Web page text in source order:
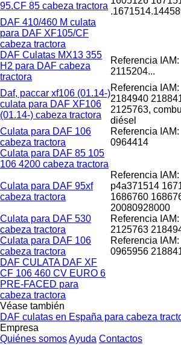
95.CF 85 cabeza tractora
DAF 410/460 M culata
para DAF XF105/CF
cabeza tractora
DAF Culatas MX13 355
H2 para DAF cabeza
tractora
Referencia IAM:
2115204...
Daf, paccar xf106 (01.14-)
culata para DAF XF106
(01.14-) cabeza tractora
Referencia IAM:
2184940
2125763,
diésel
Culata para DAF 106
cabeza tractora
Referencia IAM:
0964414
Culata para DAF 85 105
106 4200 cabeza tractora
Culata para DAF 95xf
cabeza tractora
Referencia IAM:
p4a371514
1686760
20080928000
Culata para DAF 530
cabeza tractora
Referencia IAM:
2125763
Culata para DAF 106
cabeza tractora
Referencia IAM:
0965956
DAF CULATA DAF XF
CF 106 460 CV EURO 6
PRE-FACED para
cabeza tractora
Véase también
DAF culatas en España para cabeza
Empresa
Quiénes somosAyuda Contactos